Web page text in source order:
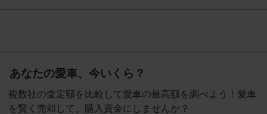
あなたの愛車、今いくら？
複数社の査定額を比較して愛車の最高額を調べよう！愛車
を賢く売却して、購入資金にしませんか？